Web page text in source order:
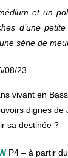
et un
d’une
série de
08/23
vivant en
dignes de
sa destinée ?
P4 – à partir